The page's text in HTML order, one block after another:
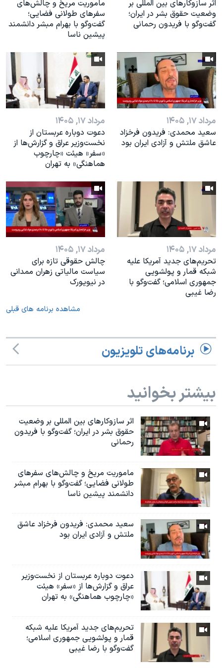
اثر ساز‌و‌کارهای بین المللی بر
وضعیت حقوق بشر در ایران؛
گفت‌وگو با فریدون رحمانی
ماموریت مریخ و چالش‌های
سفرهای طولانی فضایی؛
گفت‌وگو با بهرام مبشر دانشمند
پیشین ناسا
مرداد ۱۷, ۱۴۰۵
سعید محمدی: فریدون فرخزاد
عاشق ملتش و آزادی ایران بود
مرداد ۱۷, ۱۴۰۵
دعوت دوباره عربستان از
نخست‌وزیر عراق و گزارش‌ها از
«سفر» هیئت «چارچوب
هماهنگی» به تهران
مرداد ۱۷, ۱۴۰۵
تحریم‌های جدید آمریکا علیه
شبکه قمار و پولشویی
جمهوری اسلامی؛ گفت‌وگو با
رضا غیبی
مرداد ۱۷, ۱۴۰۵
چالش حقوقی تازه برای
سیاست مالیاتی زهران ممدانی
در نیویورک
مشاهده برنامه های قبلی
برنامه‌های تلویزیون
بیشتر بخوانید
اثر ساز‌و‌کارهای بین المللی بر وضعیت
حقوق بشر در ایران؛ گفت‌وگو با فریدون
رحمانی
ماموریت مریخ و چالش‌های سفرهای
طولانی فضایی؛ گفت‌وگو با بهرام مبشر
دانشمند پیشین ناسا
سعید محمدی: فریدون فرخزاد عاشق
ملتش و آزادی ایران بود
دعوت دوباره عربستان از نخست‌وزیر
عراق و گزارش‌ها از «سفر» هیئت
«چارچوب هماهنگی» به تهران
تحریم‌های جدید آمریکا علیه شبکه
قمار و پولشویی جمهوری اسلامی؛
گفت‌وگو با رضا غیبی